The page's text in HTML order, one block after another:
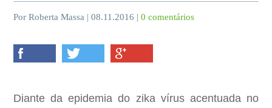
Por Roberta Massa | 08.11.2016 |0 comentários
Diante da epidemia do zika vírus acentuada no